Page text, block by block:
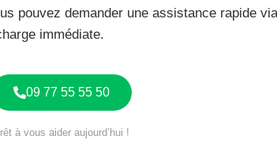
pouvez demander une assistance rapide
immédiate.
09 77 55 55 50
à vous aider aujourd’hui !